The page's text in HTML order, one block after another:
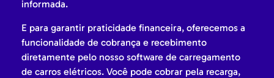
informada.
E para garantir praticidade financeira, oferecemos a
funcionalidade de cobrança e recebimento
diretamente pelo nosso software de carregamento
de carros elétricos. Você pode cobrar pela recarga,